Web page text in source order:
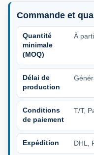
Commande et
Quantité
minimale
(MOQ)
À
Délai de
production
Conditions
de paiement
T/T,
Expédition DHL,